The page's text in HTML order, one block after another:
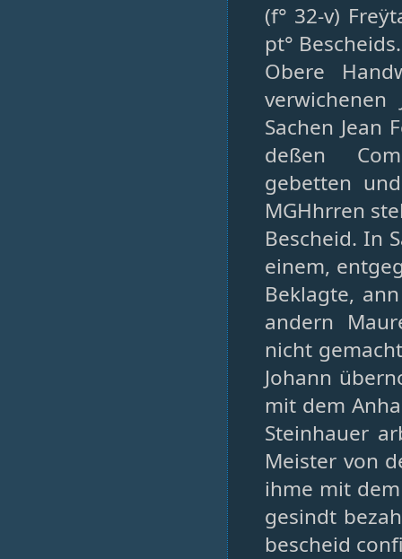
(f° 32-v)
pt° Bescheids.
Obere
Sachen Jean
deßen
gebetten
MGHhrren
Bescheid. In
einem,
Beklagte,
andern
nicht
Johann
mit dem
Steinhauer
Meister von
ihme mit
gesindt
bescheid